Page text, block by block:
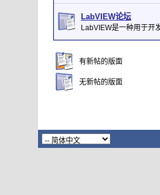
LabVIEW论坛
LabVIEW是一种用于开
有新帖的版面
无新帖的版面